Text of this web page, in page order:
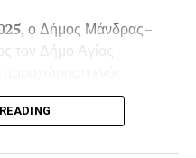
, ο Δήμος Μάνδρας–
τον Δήμο Αγίας
αίτημα
2025, με αριθμό